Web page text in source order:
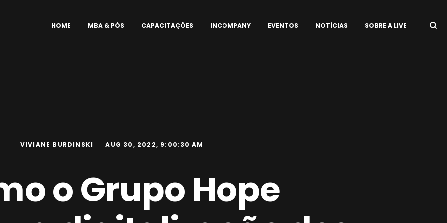
HOME MBA & PÓS CAPACITAÇÕES INCOMPANY EVENTOS NOTÍCIAS SOBRE A LIVE
VIVIANE BURDINSKI AUG 30, 2022, 9:00:30 AM
o Grupo Hope